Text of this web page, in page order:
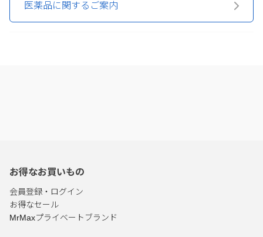
医薬品に関するご案内
お得なお買いもの
会員登録・ログイン
お得なセール
MrMaxプライベートブランド